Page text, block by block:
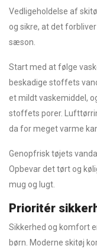
Vedligeholdelse af
og sikre, at det
sæson.
Start med at følge
beskadige stoffets
et mildt vaskemiddel,
stoffets porer.
da for meget varme
Genopfrisk tøjets
Opbevar det tørt og
mug og lugt.
Prioritér
Sikkerhed og komfort
børn. Moderne skitøj